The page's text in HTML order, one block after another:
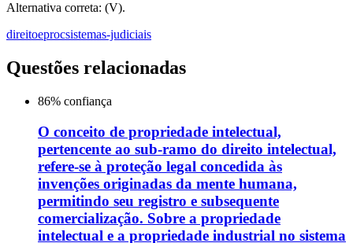
Alternativa correta: (V).
direitoeprocsistemas-judiciais
Questões relacionadas
86% confiança
O conceito de propriedade intelectual,
pertencente ao sub-ramo do direito intelectual,
refere-se à proteção legal concedida às
invenções originadas da mente humana,
permitindo seu registro e subsequente
comercialização. Sobre a propriedade
intelectual e a propriedade industrial no sistema